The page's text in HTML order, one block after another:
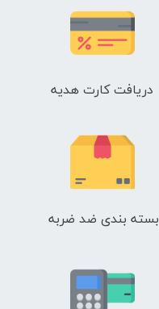
دریافت کارت هدیه
بسته بندی ضد ضربه